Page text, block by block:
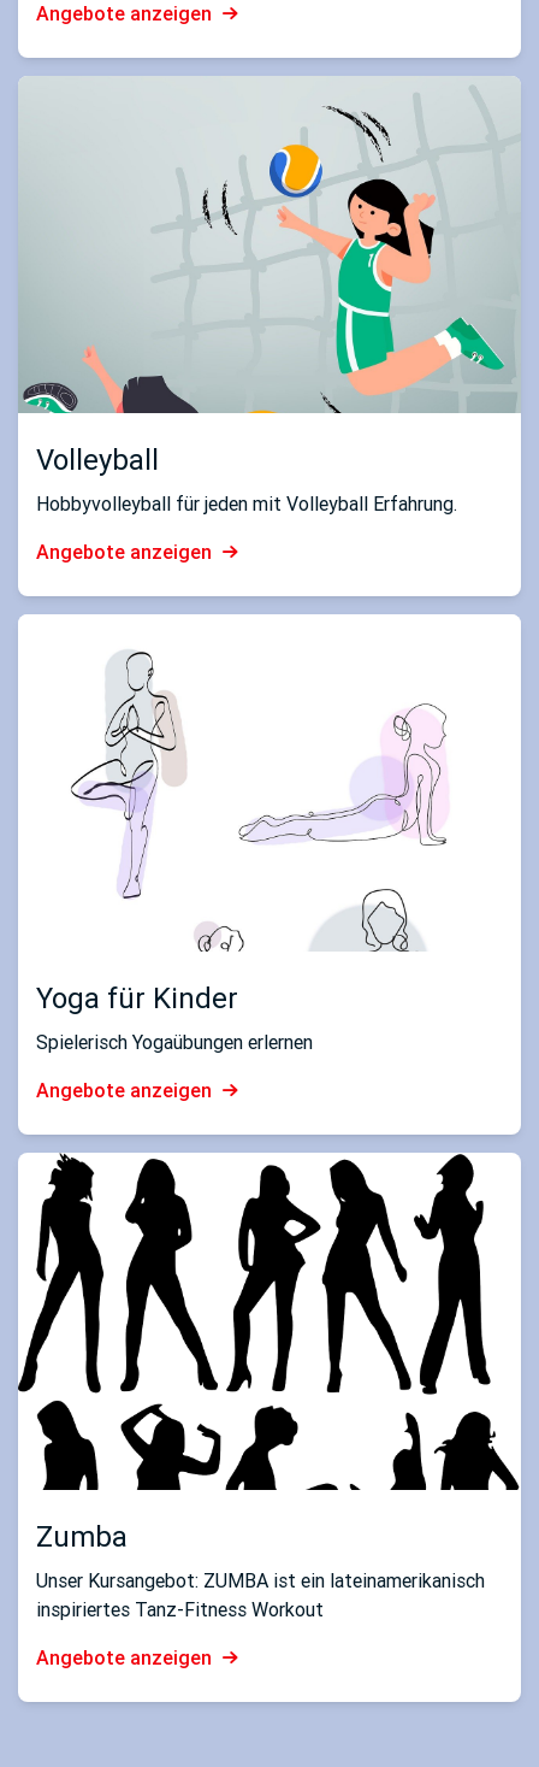
Angebote anzeigen
Volleyball
Hobbyvolleyball für jeden mit Volleyball Erfahrung.
Angebote anzeigen
Yoga für Kinder
Spielerisch Yogaübungen erlernen
Angebote anzeigen
Zumba
Unser Kursangebot: ZUMBA ist ein lateinamerikanisch
inspiriertes Tanz-Fitness Workout
Angebote anzeigen